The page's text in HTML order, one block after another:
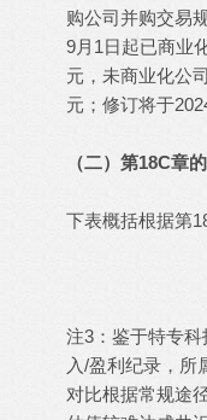
购公司并购交易
9月1日起已商业
元，未商业化公
元；修订将于
（二）第18C章
下表概括根据第
注3：鉴于特专
入/盈利纪录，所
对比根据常规途